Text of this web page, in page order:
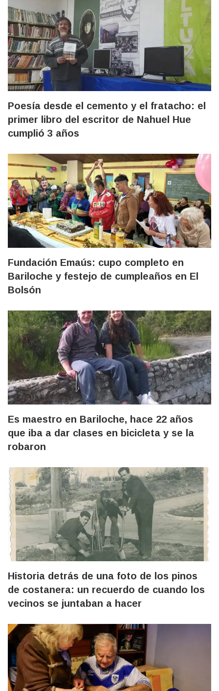
Poesía desde el cemento y el fratacho: el
primer libro del escritor de Nahuel Hue
cumplió 3 años
Fundación Emaús: cupo completo en
Bariloche y festejo de cumpleaños en El
Bolsón
Es maestro en Bariloche, hace 22 años
que iba a dar clases en bicicleta y se la
robaron
Historia detrás de una foto de los pinos
de costanera: un recuerdo de cuando los
vecinos se juntaban a hacer